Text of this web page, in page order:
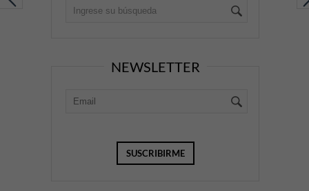
NEWSLETTER